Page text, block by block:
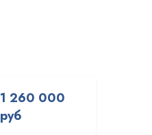
1 260 000
руб